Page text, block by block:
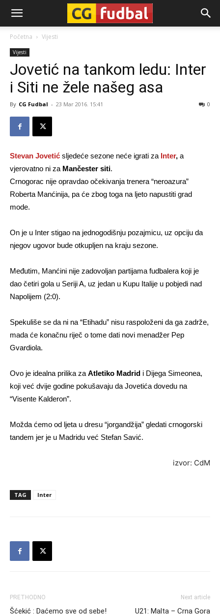
CG-
Fudbal
Početna Vijesti
Vijesti
Jovetić na tankom ledu: Inter
i Siti ne žele našeg asa
By CG Fudbal - 23 Mar 2016. 15:41 0
Stevan Jovetić sljedeće sezone neće igrati za Inter, a
vjerovatno ni za Mančester siti.
Crnogorac nije opravdao očekivanja trenera “neroazura”
Roberta Manćinija, pa će zbog toga na ljeto napustiti grad
mode.
On je u Inter stigao na jednogodišnju pozajmicu, uz opciju da
njegov ugovor bude otkupljen na kraju sezone.
Međutim, Manćini nije zadovoljan partijama fudbalera koji je
dao četiri gola u Seriji A, uz jedan u Kupu Italije u pobjedi nad
Napolijem (2:0).
Spekuliše se da ni na “Etihadu” nisu raspoloženi da ga zadrže,
mada će konačnu riječ o tome dati novi menadžer Pep
Gvardiola.
Ovo je idealna prilika za Atletiko Madrid i Dijega Simeonea,
koji već dvije godine pokušavaju da Jovetića dovedu na
“Visente Kalderon”.
Možda ćemo od ljeta u dresu “jorgandžija” gledati crnogorski
tandem jer je u Madridu već Stefan Savić.
izvor: CdM
TAG Inter
PRETHODNO
Šćekić : Daćemo sve od sebe!
Next article
U21: Malta – Crna Gora